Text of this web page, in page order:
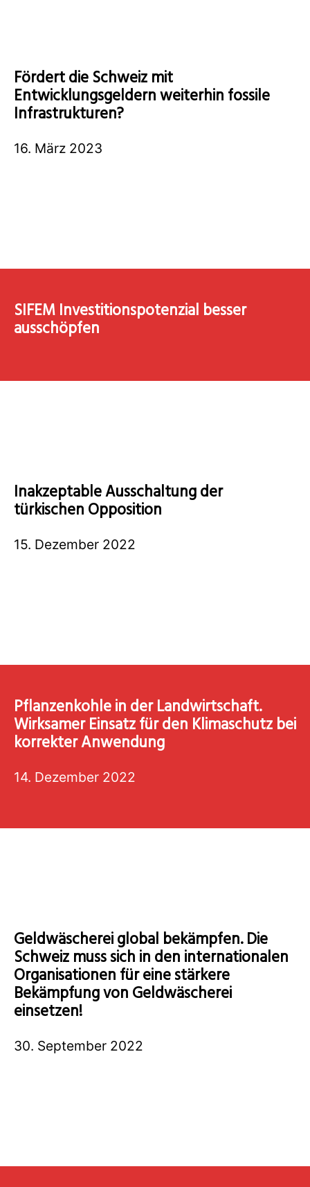
Fördert die Schweiz mit
Entwicklungsgeldern weiterhin fossile
Infrastrukturen?
16. März 2023
SIFEM Investitionspotenzial besser
ausschöpfen
Inakzeptable Ausschaltung der
türkischen Opposition
15. Dezember 2022
Pflanzenkohle in der Landwirtschaft.
Wirksamer Einsatz für den Klimaschutz bei
korrekter Anwendung
14. Dezember 2022
Geldwäscherei global bekämpfen. Die
Schweiz muss sich in den internationalen
Organisationen für eine stärkere
Bekämpfung von Geldwäscherei
einsetzen!
30. September 2022